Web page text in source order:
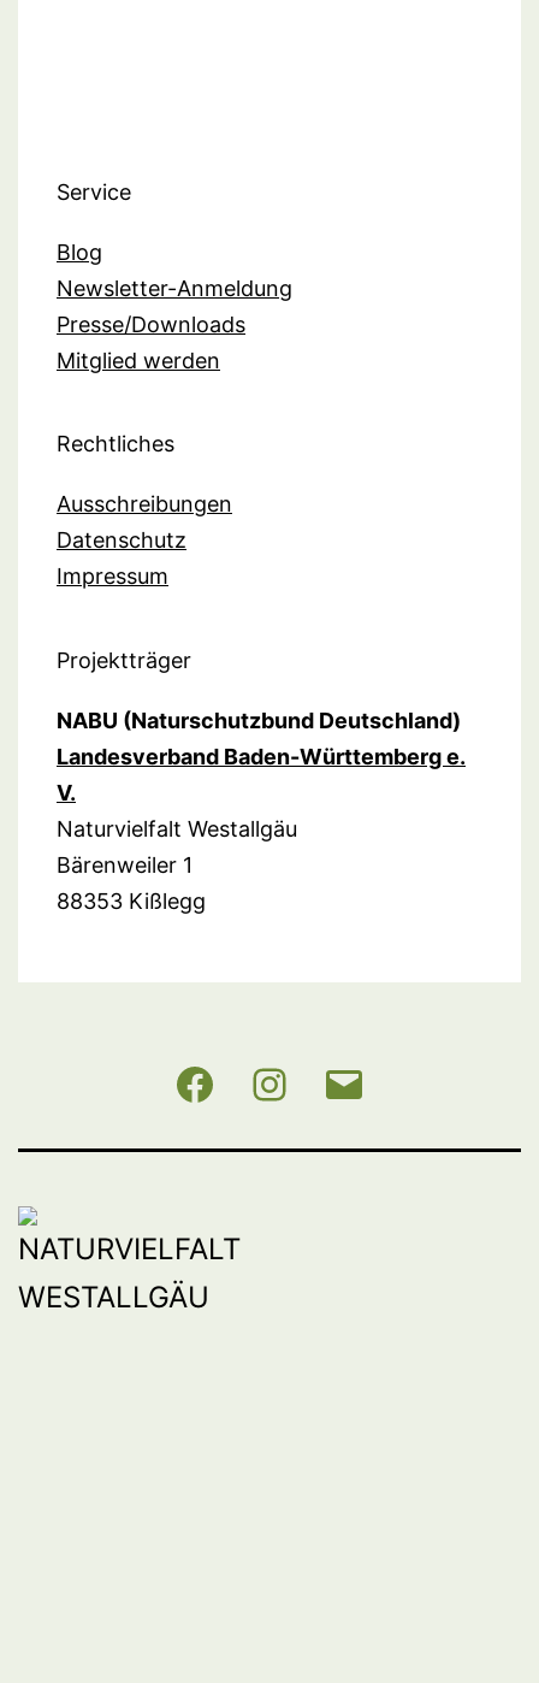
Service
Blog
Newsletter-Anmeldung
Presse/Downloads
Mitglied werden
Rechtliches
Ausschreibungen
Datenschutz
Impressum
Projektträger
NABU (Naturschutzbund Deutschland)
Landesverband Baden-Württemberg e.
V.
Naturvielfalt Westallgäu
Bärenweiler 1
88353 Kißlegg
NABU Instagram